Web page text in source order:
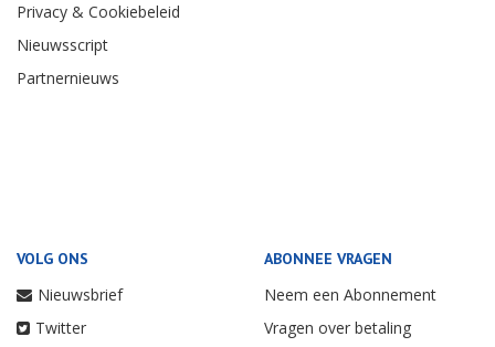
Privacy & Cookiebeleid
Nieuwsscript
Partnernieuws
VOLG ONS
Nieuwsbrief
Twitter
ABONNEE VRAGEN
Neem een Abonnement
Vragen over betaling